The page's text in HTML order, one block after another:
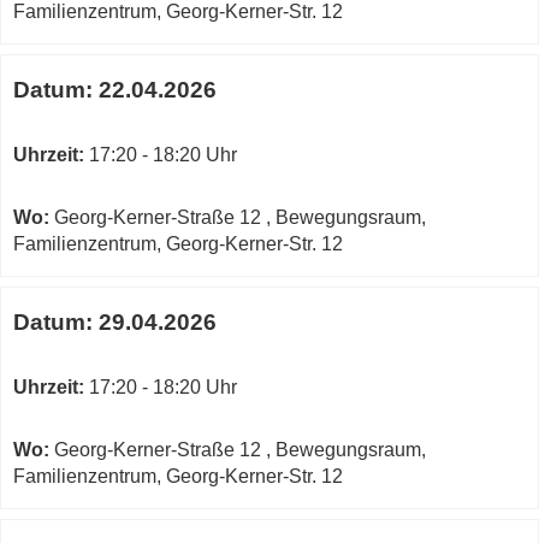
Familienzentrum, Georg-Kerner-Str. 12
Datum: 22.04.2026
Uhrzeit: 17:20 - 18:20 Uhr
Wo: Georg-Kerner-Straße 12 , Bewegungsraum,
Familienzentrum, Georg-Kerner-Str. 12
Datum: 29.04.2026
Uhrzeit: 17:20 - 18:20 Uhr
Wo: Georg-Kerner-Straße 12 , Bewegungsraum,
Familienzentrum, Georg-Kerner-Str. 12